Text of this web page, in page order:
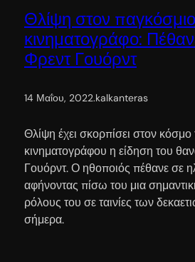
Θλίψη στον παγκόσμιο
κινηματογράφο:
Φρεντ Γουόρντ
14 Μαΐου, 2022.kalkanteras
Θλίψη έχει σκορπίσει στον κόσμο
κινηματογράφου η είδηση του
Γουόρντ. Ο ηθοποιός πέθανε σε
αφήνοντας πίσω του μια
ρόλους του σε ταινίες των
σήμερα.